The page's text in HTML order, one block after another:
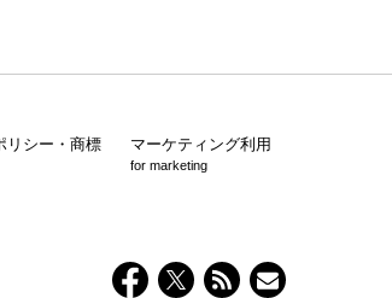
リシー・商標 マーケティング利用
for marketing